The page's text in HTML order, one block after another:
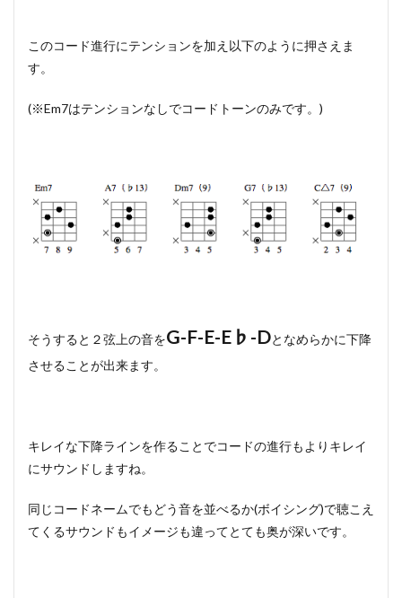
このコード進行にテンションを加え以下のように押さえま
す。
(※Em7はテンションなしでコードトーンのみです。)
そうすると２弦上の音をG-F-E-E♭-Dとなめらかに下降
させることが出来ます。
キレイな下降ラインを作ることでコードの進行もよりキレイ
にサウンドしますね。
同じコードネームでもどう音を並べるか(ボイシング)で聴こえ
てくるサウンドもイメージも違ってとても奥が深いです。